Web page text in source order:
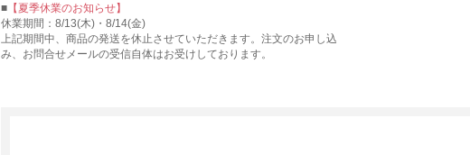
■ 【夏季休業のお知らせ】
休業期間：8/13(木)・8/14(金)
上記期間中、商品の発送を休止させていただきます。注文のお申し込
み、お問合せメールの受信自体はお受けしております。